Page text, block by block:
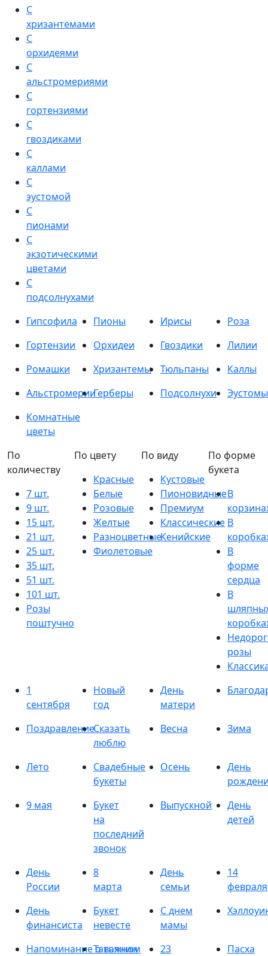
С
хризантемами
С
орхидеями
С
альстромериями
С
гортензиями
С
гвоздиками
С
каллами
С
эустомой
С
пионами
С
экзотическими
цветами
С
подсолнухами
Гипсофила
Пионы Ирисы
Роза
Гортензии
Орхидеи Гвоздики
Лилии
Ромашки
Хризантемы Тюльпаны
Каллы
АльстромерииГерберы Подсолнухи
Эустомы
Комнатные
цветы
По
количеству
7 шт.
9 шт.
15 шт.
21 шт.
25 шт.
35 шт.
51 шт.
101 шт.
Розы
поштучно
По цвету
Красные
Белые
Розовые
Желтые
Разноцветные
Фиолетовые
По виду
Кустовые
Пионовидные
Премиум
Классические
Кенийские
По форме
букета
В
В
В
форме
сердца
В
розы
1
сентября
Новый
год
День
матери
ПоздравлениеСказать
люблю
Весна Зима
Лето
Свадебные
букеты
Осень
День
9 мая
Букет
на
последний
звонок
Выпускной
День
детей
День
России
8
марта
День
семьи
14
февраля
День
финансиста
Букет
невесте
С днем
мамы
Напоминание о важном
Татьянин
23
Пасха